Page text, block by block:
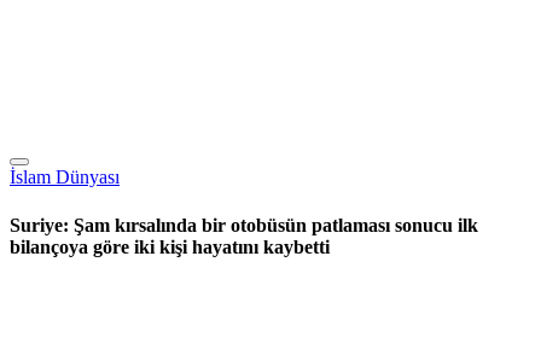
İslam Dünyası
Suriye: Şam kırsalında bir otobüsün patlaması sonucu ilk
bilançoya göre iki kişi hayatını kaybetti